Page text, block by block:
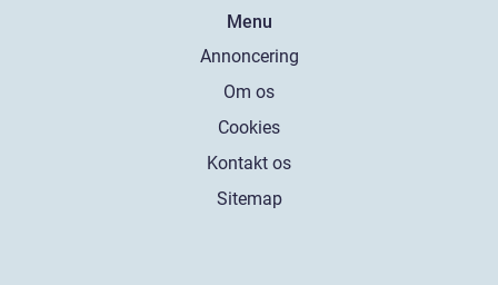
Menu
Annoncering
Om os
Cookies
Kontakt os
Sitemap